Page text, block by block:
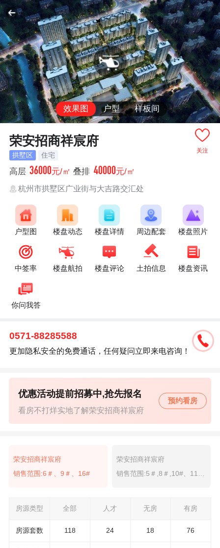
效果图 户型 样板间
关注
荣安招商祥宸府
拱墅区 住宅
高层 36000元/㎡ 叠排 40000元/㎡
杭州市拱墅区广业街与大吉路交汇处
户型图 楼盘动态 楼盘详情 周边配套 楼盘照片
中签率 楼盘航拍 楼盘评论 土拍信息 楼盘资讯
你问我答
0571-88285588
更加隐私安全的免费通话，任何疑问立即来电咨询！
看房不打烊实地了解荣安招商祥宸府
优惠活动提前招募中,抢先报名
预约看房
荣安招商祥宸府
销售范围:6＃、9＃、16#
荣安招商祥宸府
房源类型 全部 人才 无房 有房
房源套数 118 24 18 76